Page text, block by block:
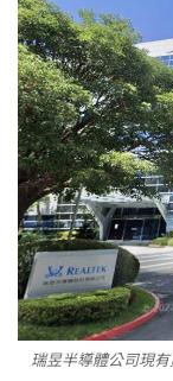
瑞昱半導體公司現